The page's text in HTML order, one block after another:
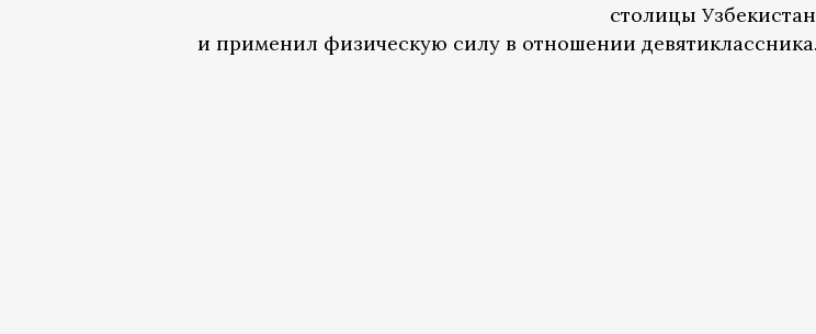
столицы
и применил физическую силу в отношении девятиклассника.